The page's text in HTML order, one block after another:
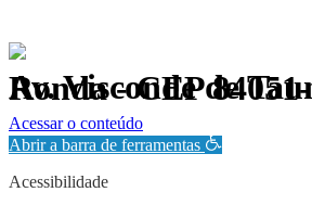
Av. Visconde de Taunay, 950 - Ronda - CEP
Política de Privacidade.
Acessar o conteúdo
Abrir a barra de ferramentas
Acessibilidade